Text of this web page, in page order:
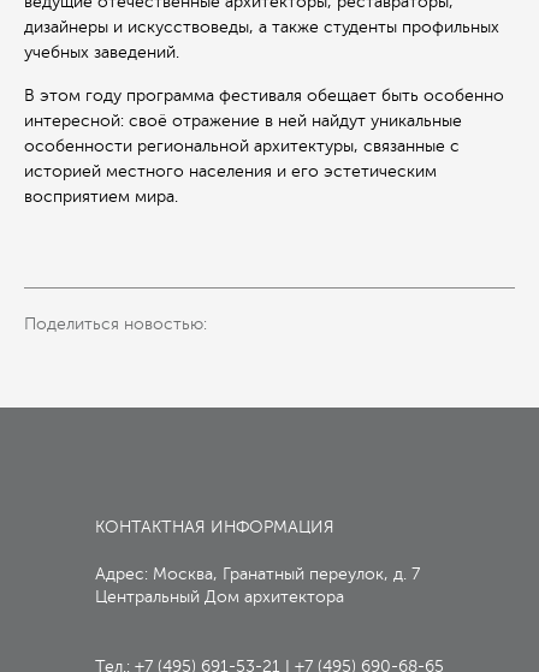
дизайнеры и искусствоведы, а также студенты профильных
учебных заведений.
В этом году программа фестиваля обещает быть особенно
интересной: своё отражение в ней найдут уникальные
особенности региональной архитектуры, связанные с
историей местного населения и его эстетическим
восприятием мира.
Поделиться новостью:
КОНТАКТНАЯ ИНФОРМАЦИЯ
Адрес: Москва, Гранатный переулок, д. 7
Центральный Дом архитектора
Тел.: +7 (495) 691-53-21 +7 (495) 690-68-65